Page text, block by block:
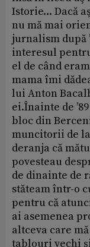
Istorie... Dacă
nu mă mai
jurnalism după
interesul
el de când
mama îmi
lui Anton
ei.Înainte de
bloc din
muncitorii de la
deranja că
povesteau
de dinainte de
stăteam într-o
pentru că
ai asemenea
altceva care
tablouri vechi